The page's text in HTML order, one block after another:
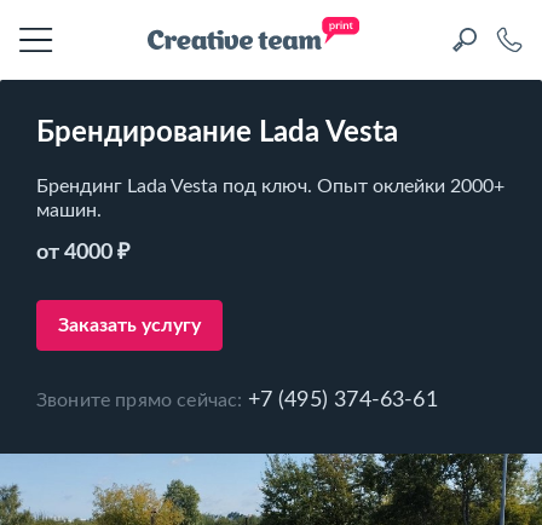
Брендирование Lada Vesta
Брендинг Lada Vesta под ключ. Опыт оклейки 2000+
машин.
от 4000 ₽
Заказать услугу
Звоните прямо сейчас: +7 (495) 374-63-61